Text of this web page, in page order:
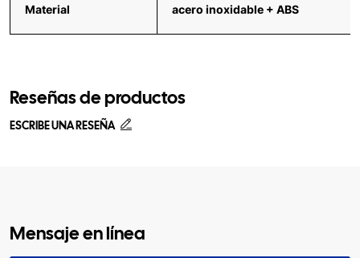
Material acero inoxidable + ABS
Reseñas de productos
ESCRIBE UNA RESEÑA
Mensaje en línea